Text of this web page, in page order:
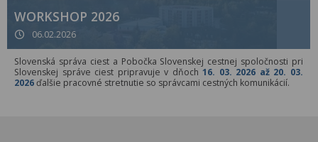
WORKSHOP 2026
06.02.2026
Slovenská správa ciest a Pobočka Slovenskej cestnej spoločnosti pri
Slovenskej správe ciest pripravuje v dňoch16. 03. 2026 až 20. 03.
2026ďalšie pracovné stretnutie so správcami cestných komunikácií.